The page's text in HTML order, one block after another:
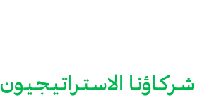
شـركـاؤنـا الاسـتـراتـيـجـيـون